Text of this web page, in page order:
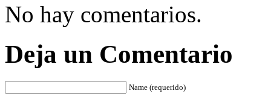
No hay comentarios.
Deja un Comentario
Name (requerido)